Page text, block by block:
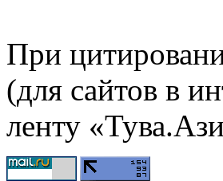
При
(для сайтов в
ленту